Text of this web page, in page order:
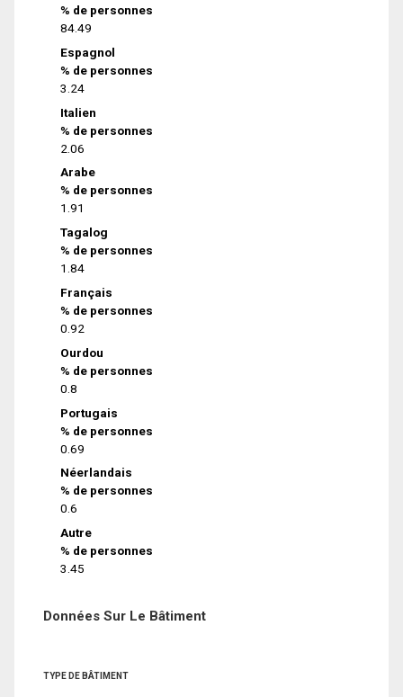
% de personnes
84.49
Espagnol
% de personnes
3.24
Italien
% de personnes
2.06
Arabe
% de personnes
1.91
Tagalog
% de personnes
1.84
Français
% de personnes
0.92
Ourdou
% de personnes
0.8
Portugais
% de personnes
0.69
Néerlandais
% de personnes
0.6
Autre
% de personnes
3.45
Données Sur Le Bâtiment
TYPE DE BÂTIMENT